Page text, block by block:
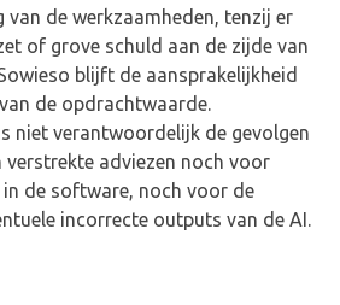
van de werkzaamheden, tenzij er
of grove schuld aan de zijde van
blijft de aansprakelijkheid
de opdrachtwaarde.
niet verantwoordelijk de gevolgen
verstrekte adviezen noch voor
de software, noch voor de
incorrecte outputs van de AI.